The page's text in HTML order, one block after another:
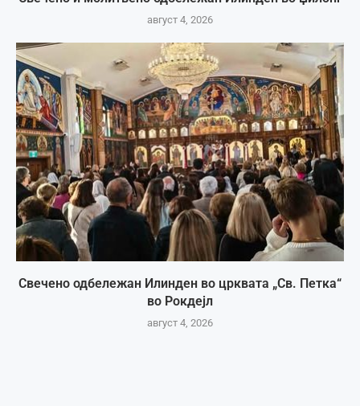
август 4, 2026
Свечено одбележан Илинден во црквата „Св. Петка“
во Рокдејл
август 4, 2026